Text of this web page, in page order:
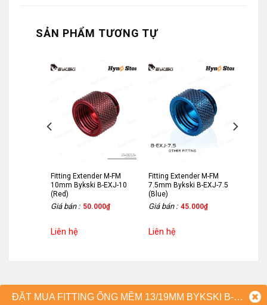
SẢN PHẨM TƯƠNG TỰ
Fitting Extender M-FM
10mm Bykski B-EXJ-10
(Red)
Giá bán : 50.000₫
Liên hệ
Fitting Extender M-FM
7.5mm Bykski B-EXJ-7.5
(Blue)
Giá bán : 45.000₫
Liên hệ
ĐẶT MUA FITTING ỐNG MỀM 13/19MM BYKSKI B-FT4-TK (GRAY)